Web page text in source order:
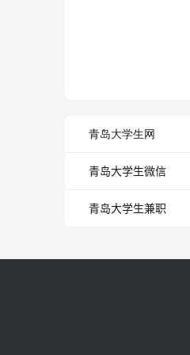
青岛大学生网
青岛大学生微信
青岛大学生兼职